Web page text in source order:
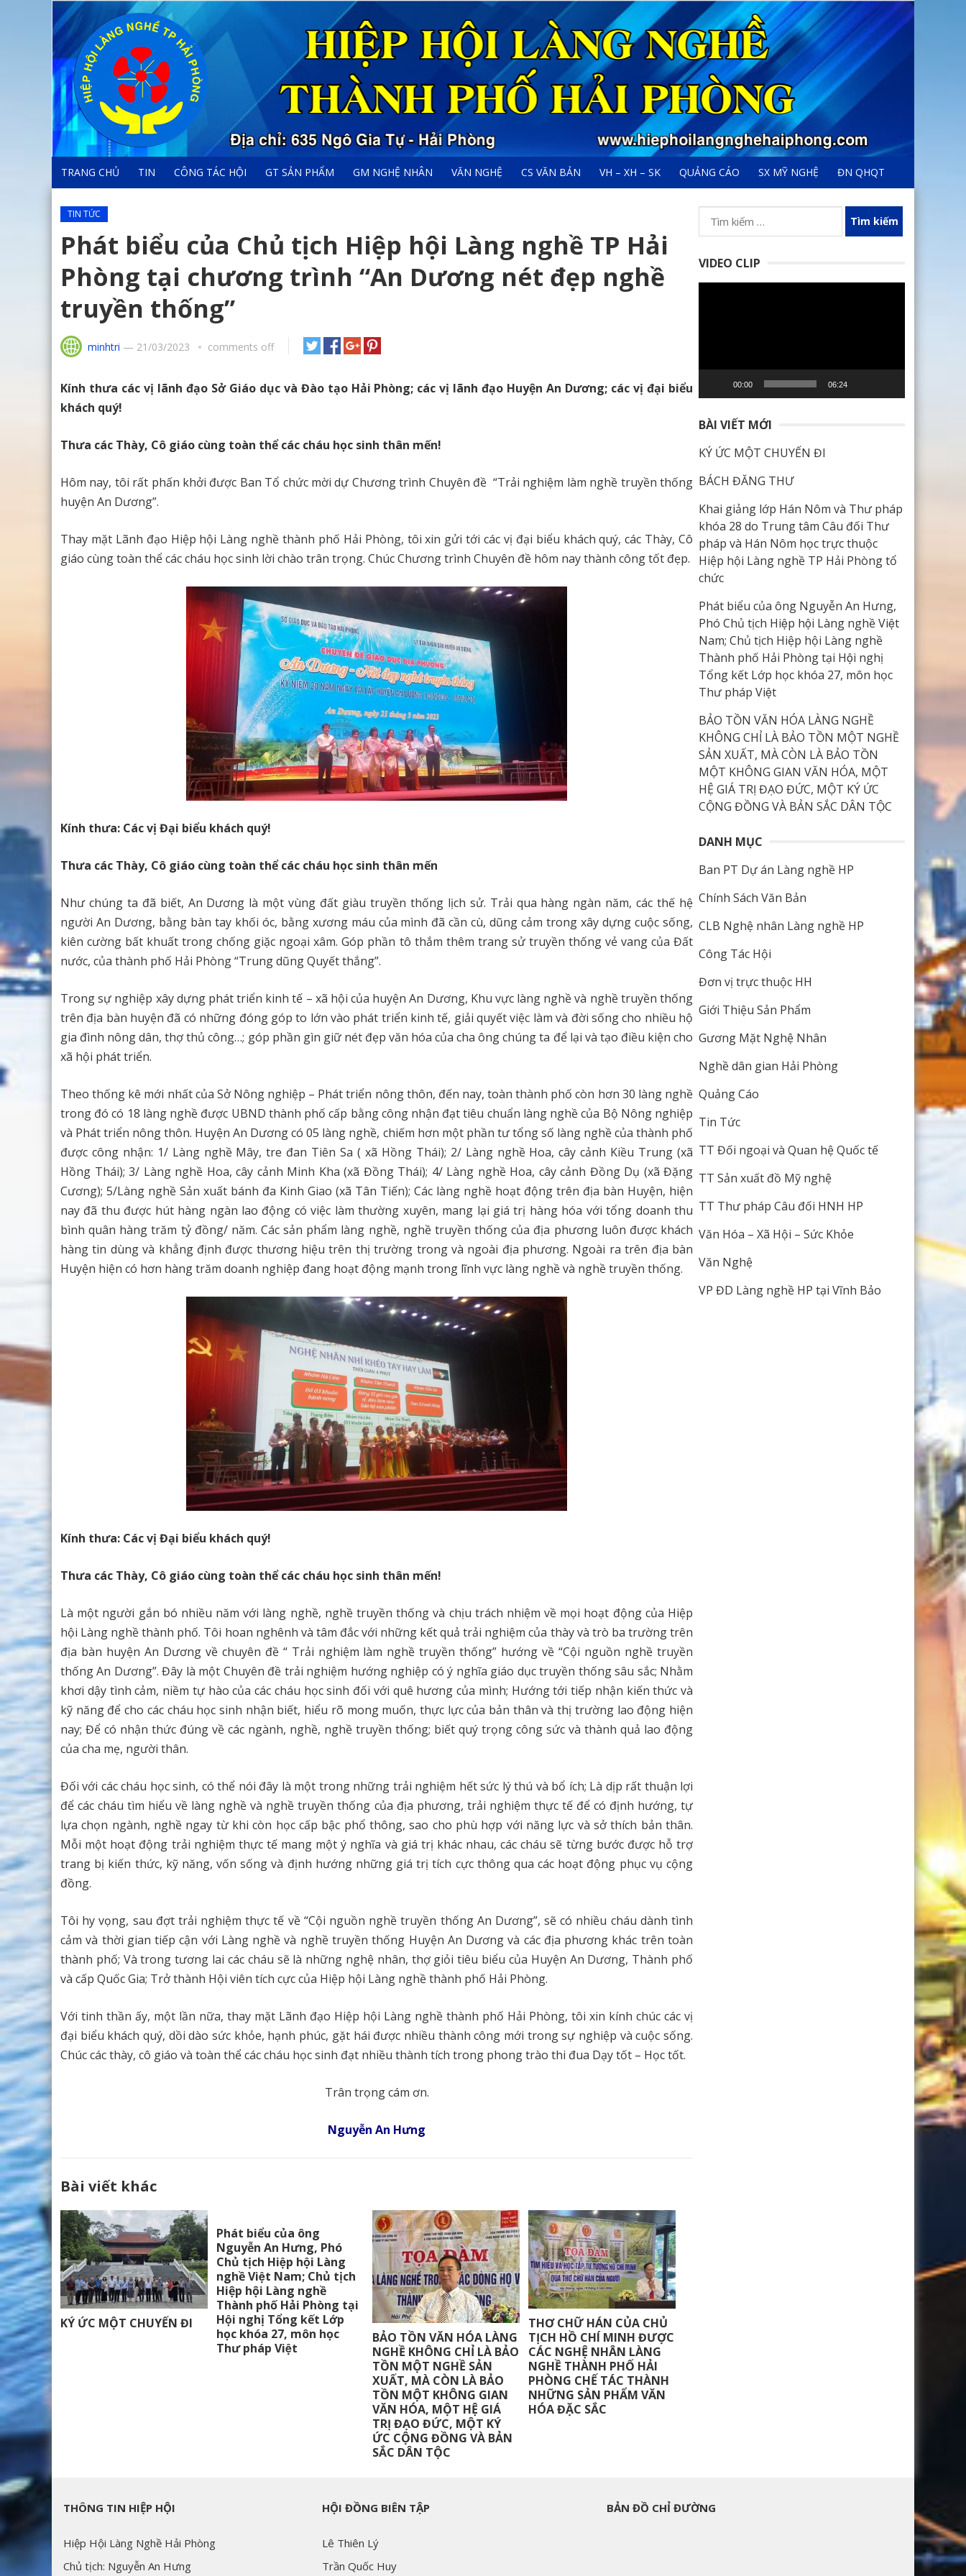
TRANG CHỦ TIN CÔNG TÁC HỘI GT SẢN PHẨM GM NGHỆ NHÂN VĂN NGHỆ CS VĂN BẢN VH – XH – SK QUẢNG CÁO SX MỸ NGHỆ ĐN QHQT
TIN TỨC
Phát biểu của Chủ tịch Hiệp hội Làng nghề TP Hải
Phòng tại chương trình “An Dương nét đẹp nghề
truyền thống”
minhtri — 21/03/2023 comments off
Kính thưa các vị lãnh đạo Sở Giáo dục và Đào tạo Hải Phòng; các vị lãnh đạo Huyện An Dương; các vị đại biểu
khách quý!
Thưa các Thày, Cô giáo cùng toàn thể các cháu học sinh thân mến!
Hôm nay, tôi rất phấn khởi được Ban Tổ chức mời dự Chương trình Chuyên đề “Trải nghiệm làm nghề truyền thống
huyện An Dương”.
Thay mặt Lãnh đạo Hiệp hội Làng nghề thành phố Hải Phòng, tôi xin gửi tới các vị đại biểu khách quý, các Thày, Cô
giáo cùng toàn thể các cháu học sinh lời chào trân trọng. Chúc Chương trình Chuyên đề hôm nay thành công tốt đẹp.
Kính thưa: Các vị Đại biểu khách quý!
Thưa các Thày, Cô giáo cùng toàn thể các cháu học sinh thân mến
Như chúng ta đã biết, An Dương là một vùng đất giàu truyền thống lịch sử. Trải qua hàng ngàn năm, các thế hệ
người An Dương, bằng bàn tay khối óc, bằng xương máu của mình đã cần cù, dũng cảm trong xây dựng cuộc sống,
kiên cường bất khuất trong chống giặc ngoại xâm. Góp phần tô thắm thêm trang sử truyền thống vẻ vang của Đất
nước, của thành phố Hải Phòng “Trung dũng Quyết thắng”.
Trong sự nghiệp xây dựng phát triển kinh tế – xã hội của huyện An Dương, Khu vực làng nghề và nghề truyền thống
trên địa bàn huyện đã có những đóng góp to lớn vào phát triển kinh tế, giải quyết việc làm và đời sống cho nhiều hộ
gia đình nông dân, thợ thủ công…; góp phần gìn giữ nét đẹp văn hóa của cha ông chúng ta để lại và tạo điều kiện cho
xã hội phát triển.
Theo thống kê mới nhất của Sở Nông nghiệp – Phát triển nông thôn, đến nay, toàn thành phố còn hơn 30 làng nghề
trong đó có 18 làng nghề được UBND thành phố cấp bằng công nhận đạt tiêu chuẩn làng nghề của Bộ Nông nghiệp
và Phát triển nông thôn. Huyện An Dương có 05 làng nghề, chiếm hơn một phần tư tổng số làng nghề của thành phố
được công nhận: 1/ Làng nghề Mây, tre đan Tiên Sa ( xã Hồng Thái); 2/ Làng nghề Hoa, cây cảnh Kiều Trung (xã
Hồng Thái); 3/ Làng nghề Hoa, cây cảnh Minh Kha (xã Đồng Thái); 4/ Làng nghề Hoa, cây cảnh Đồng Dụ (xã Đặng
Cương); 5/Làng nghề Sản xuất bánh đa Kinh Giao (xã Tân Tiến); Các làng nghề hoạt động trên địa bàn Huyện, hiện
nay đã thu được hút hàng ngàn lao động có việc làm thường xuyên, mang lại giá trị hàng hóa với tổng doanh thu
bình quân hàng trăm tỷ đồng/ năm. Các sản phẩm làng nghề, nghề truyền thống của địa phương luôn được khách
hàng tin dùng và khẳng định được thương hiệu trên thị trường trong và ngoài địa phương. Ngoài ra trên địa bàn
Huyện hiện có hơn hàng trăm doanh nghiệp đang hoạt động mạnh trong lĩnh vực làng nghề và nghề truyền thống.
Kính thưa: Các vị Đại biểu khách quý!
Thưa các Thày, Cô giáo cùng toàn thể các cháu học sinh thân mến!
Là một người gắn bó nhiều năm với làng nghề, nghề truyền thống và chịu trách nhiệm về mọi hoạt động của Hiệp
hội Làng nghề thành phố. Tôi hoan nghênh và tâm đắc với những kết quả trải nghiệm của thày và trò ba trường trên
địa bàn huyện An Dương về chuyên đề “ Trải nghiệm làm nghề truyền thống” hướng về “Cội nguồn nghề truyền
thống An Dương”. Đây là một Chuyên đề trải nghiệm hướng nghiệp có ý nghĩa giáo dục truyền thống sâu sắc; Nhằm
khơi dậy tình cảm, niềm tự hào của các cháu học sinh đối với quê hương của mình; Hướng tới tiếp nhận kiến thức và
kỹ năng để cho các cháu học sinh nhận biết, hiểu rõ mong muốn, thực lực của bản thân và thị trường lao động hiện
nay; Để có nhận thức đúng về các ngành, nghề, nghề truyền thống; biết quý trọng công sức và thành quả lao động
của cha mẹ, người thân.
Đối với các cháu học sinh, có thể nói đây là một trong những trải nghiệm hết sức lý thú và bổ ích; Là dịp rất thuận lợi
để các cháu tìm hiểu về làng nghề và nghề truyền thống của địa phương, trải nghiệm thực tế để có định hướng, tự
lựa chọn ngành, nghề ngay từ khi còn học cấp bậc phổ thông, sao cho phù hợp với năng lực và sở thích bản thân.
Mỗi một hoạt động trải nghiệm thực tế mang một ý nghĩa và giá trị khác nhau, các cháu sẽ từng bước được hỗ trợ
trang bị kiến thức, kỹ năng, vốn sống và định hướng những giá trị tích cực thông qua các hoạt động phục vụ cộng
đồng.
Tôi hy vọng, sau đợt trải nghiệm thực tế về “Cội nguồn nghề truyền thống An Dương”, sẽ có nhiều cháu dành tình
cảm và thời gian tiếp cận với Làng nghề và nghề truyền thống Huyện An Dương và các địa phương khác trên toàn
thành phố; Và trong tương lai các cháu sẽ là những nghệ nhân, thợ giỏi tiêu biểu của Huyện An Dương, Thành phố
và cấp Quốc Gia; Trở thành Hội viên tích cực của Hiệp hội Làng nghề thành phố Hải Phòng.
Với tinh thần ấy, một lần nữa, thay mặt Lãnh đạo Hiệp hội Làng nghề thành phố Hải Phòng, tôi xin kính chúc các vị
đại biểu khách quý, dồi dào sức khỏe, hạnh phúc, gặt hái được nhiều thành công mới trong sự nghiệp và cuộc sống.
Chúc các thày, cô giáo và toàn thể các cháu học sinh đạt nhiều thành tích trong phong trào thi đua Dạy tốt – Học tốt.
Trân trọng cám ơn.
Nguyễn An Hưng
Bài viết khác
KÝ ỨC MỘT CHUYẾN ĐI
Phát biểu của ông
Nguyễn An Hưng, Phó
Chủ tịch Hiệp hội Làng
nghề Việt Nam; Chủ tịch
Hiệp hội Làng nghề
Thành phố Hải Phòng tại
Hội nghị Tổng kết Lớp
học khóa 27, môn học
Thư pháp Việt
BẢO TỒN VĂN HÓA LÀNG
NGHỀ KHÔNG CHỈ LÀ BẢO
TỒN MỘT NGHỀ SẢN
XUẤT, MÀ CÒN LÀ BẢO
TỒN MỘT KHÔNG GIAN
VĂN HÓA, MỘT HỆ GIÁ
TRỊ ĐẠO ĐỨC, MỘT KÝ
ỨC CỘNG ĐỒNG VÀ BẢN
SẮC DÂN TỘC
THƠ CHỮ HÁN CỦA CHỦ
TỊCH HỒ CHÍ MINH ĐƯỢC
CÁC NGHỆ NHÂN LÀNG
NGHỀ THÀNH PHỐ HẢI
PHÒNG CHẾ TÁC THÀNH
NHỮNG SẢN PHẨM VĂN
HÓA ĐẶC SẮC
Tìm
kiếm
VIDEO CLIP
00:00 06:24
BÀI VIẾT MỚI
KÝ ỨC MỘT CHUYẾN ĐI
BÁCH ĐĂNG THƯ
Khai giảng lớp Hán Nôm và Thư pháp
khóa 28 do Trung tâm Câu đối Thư
pháp và Hán Nôm học trực thuộc
Hiệp hội Làng nghề TP Hải Phòng tổ
chức
Phát biểu của ông Nguyễn An Hưng,
Phó Chủ tịch Hiệp hội Làng nghề Việt
Nam; Chủ tịch Hiệp hội Làng nghề
Thành phố Hải Phòng tại Hội nghị
Tổng kết Lớp học khóa 27, môn học
Thư pháp Việt
BẢO TỒN VĂN HÓA LÀNG NGHỀ
KHÔNG CHỈ LÀ BẢO TỒN MỘT NGHỀ
SẢN XUẤT, MÀ CÒN LÀ BẢO TỒN
MỘT KHÔNG GIAN VĂN HÓA, MỘT
HỆ GIÁ TRỊ ĐẠO ĐỨC, MỘT KÝ ỨC
CỘNG ĐỒNG VÀ BẢN SẮC DÂN TỘC
DANH MỤC
Ban PT Dự án Làng nghề HP
Chính Sách Văn Bản
CLB Nghệ nhân Làng nghề HP
Công Tác Hội
Đơn vị trực thuộc HH
Giới Thiệu Sản Phẩm
Gương Mặt Nghệ Nhân
Nghề dân gian Hải Phòng
Quảng Cáo
Tin Tức
TT Đối ngoại và Quan hệ Quốc tế
TT Sản xuất đồ Mỹ nghệ
TT Thư pháp Câu đối HNH HP
Văn Hóa – Xã Hội – Sức Khỏe
Văn Nghệ
VP ĐD Làng nghề HP tại Vĩnh Bảo
THÔNG TIN HIỆP HỘI
Hiệp Hội Làng Nghề Hải Phòng
Chủ tịch: Nguyễn An Hưng
HỘI ĐỒNG BIÊN TẬP
Lê Thiên Lý
Trần Quốc Huy
BẢN ĐỒ CHỈ ĐƯỜNG